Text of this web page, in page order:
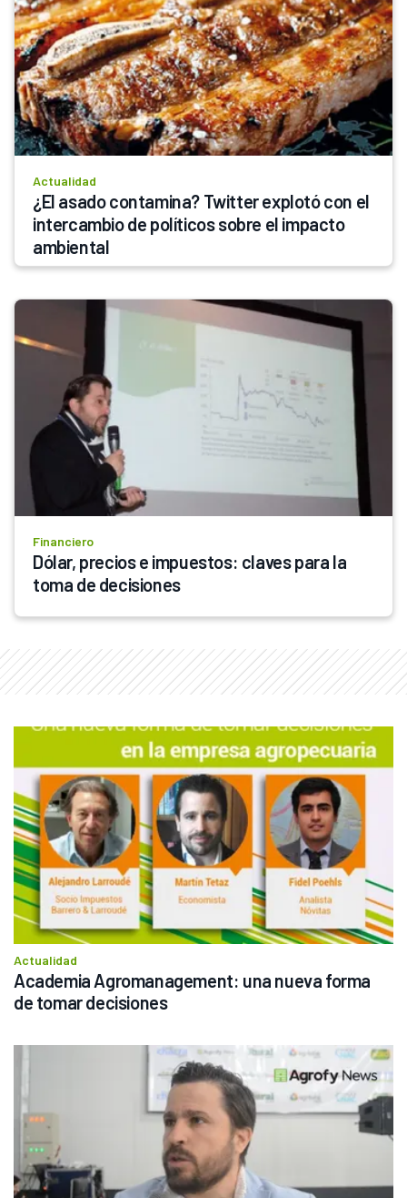
Actualidad
¿El asado contamina? Twitter explotó con el
intercambio de políticos sobre el impacto
ambiental
Financiero
Dólar, precios e impuestos: claves para la
toma de decisiones
Actualidad
Academia Agromanagement: una nueva forma
de tomar decisiones